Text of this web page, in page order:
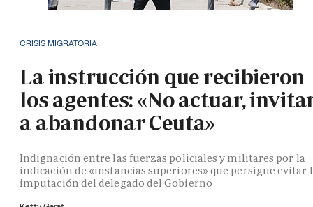
CRISIS MIGRATORIA
La instrucción que recibieron
los agentes: «No actuar,
a abandonar Ceuta»
Indignación entre las fuerzas policiales y militares por la
indicación de «instancias superiores» que persigue evitar
imputación del delegado del Gobierno